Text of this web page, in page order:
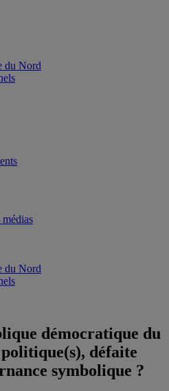
du Nord
médias
du Nord
démocratique du
défaite
symbolique ?